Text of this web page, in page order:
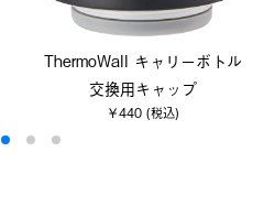
ThermoWall キャリーボトル
交換用キャップ
￥440 (税込)